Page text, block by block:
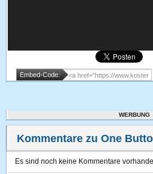
Embed-Code:
WERBUNG
Kommentare zu One
Es sind noch keine Kommentare